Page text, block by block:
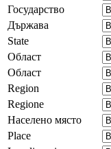
Государство
Държава
State
Област
Област
Region
Regione
Населено място
Place